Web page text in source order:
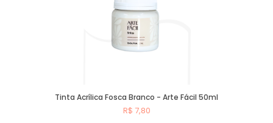
Tinta Acrílica Fosca Branco - Arte Fácil 50ml
R$ 7,80